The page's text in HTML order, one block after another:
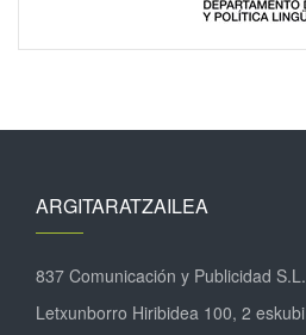
ARGITARATZAILEA
837 Comunicación y Publicidad S.L.
Letxunborro Hiribidea 100, 2 eskubi